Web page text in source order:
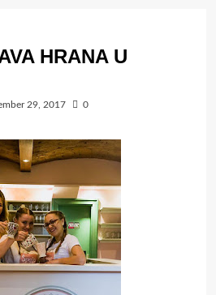
HRANA U
29, 2017 0